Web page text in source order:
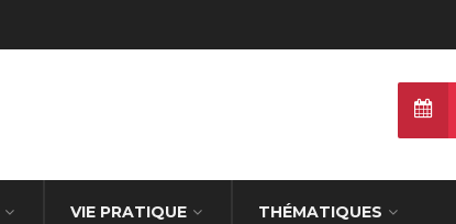
VIE PRATIQUE THÉMATIQUES